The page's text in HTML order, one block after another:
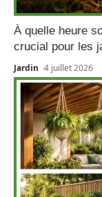
À quelle heure
crucial pour les
Jardin 4 juillet 2026